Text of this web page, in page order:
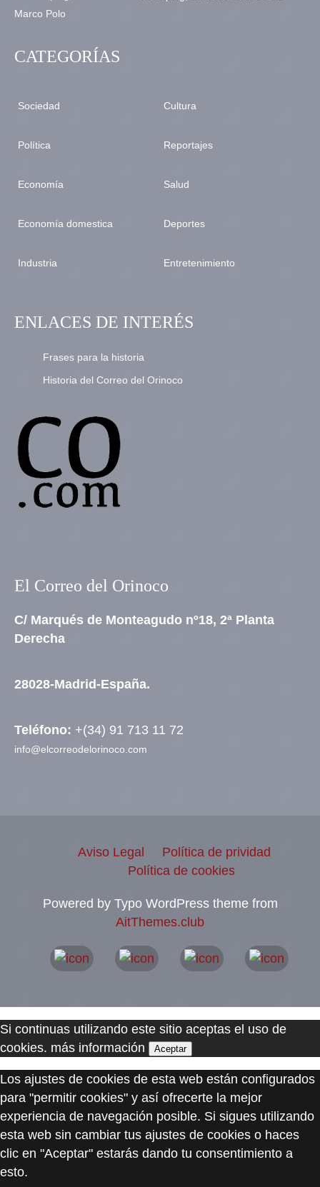
CATEGORÍAS
Sociedad
Política
Economía
Economía domestica
Industria
Cultura
Reportajes
Salud
Deportes
Entretenimiento
ENLACES DE INTERÉS
Frases para la historia
Historia del Correo del Orinoco
El Correo del Orinoco
C/ Marqués de Monteagudo nº18, 2ª Planta
Derecha
28028-Madrid-España.
Teléfono: +(34) 91 713 11 72
info@elcorreodelorinoco.com
Aviso Legal
Política de prividad
Política de cookies
Powered by Typo WordPress theme from
AitThemes.club
Si continuas utilizando este sitio aceptas el uso de
cookies. más información Aceptar
Los ajustes de cookies de esta web están configurados
para "permitir cookies" y así ofrecerte la mejor
experiencia de navegación posible. Si sigues utilizando
esta web sin cambiar tus ajustes de cookies o haces
clic en "Aceptar" estarás dando tu consentimiento a
esto.